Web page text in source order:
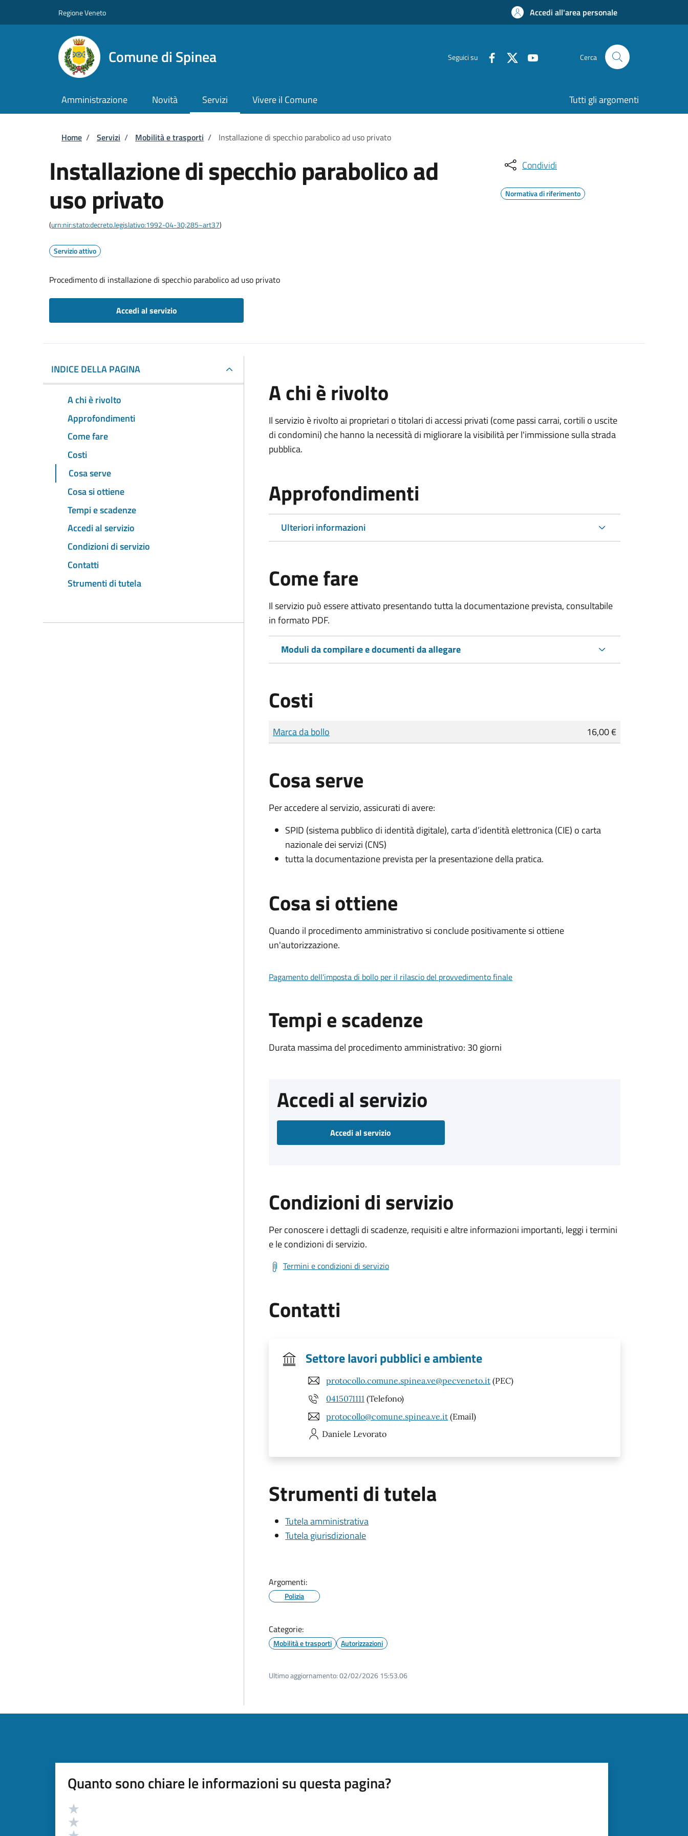
Regione Veneto Accedi all'area personale
Comune di Spinea Seguici su Cerca
Amministrazione Novità Servizi Vivere il Comune Tutti gli argomenti
Briciole di pane
Home / Servizi / Mobilità e trasporti / Installazione di specchio parabolico ad uso privato
Installazione di specchio parabolico ad
uso privato
(urn:nir:stato:decreto.legislativo:1992-04-30;285~art37)
Servizio attivo
Procedimento di installazione di specchio parabolico ad uso privato
Accedi al servizio
Condividi
Normativa di riferimento
INDICE DELLA PAGINA
A chi è rivolto
Approfondimenti
Come fare
Costi
Cosa serve
Cosa si ottiene
Tempi e scadenze
Accedi al servizio
Condizioni di servizio
Contatti
Strumenti di tutela
A chi è rivolto
Il servizio è rivolto ai proprietari o titolari di accessi privati (come passi carrai, cortili o uscite
di condomini) che hanno la necessità di migliorare la visibilità per l'immissione sulla strada
pubblica.
Approfondimenti
Ulteriori informazioni
Come fare
Il servizio può essere attivato presentando tutta la documentazione prevista, consultabile
in formato PDF.
Moduli da compilare e documenti da allegare
Costi
Tipo di pagamento
Importo
Marca da bollo 16,00 €
Cosa serve
Per accedere al servizio, assicurati di avere:
SPID (sistema pubblico di identità digitale), carta d’identità elettronica (CIE) o carta
nazionale dei servizi (CNS)
tutta la documentazione prevista per la presentazione della pratica.
Cosa si ottiene
Quando il procedimento amministrativo si conclude positivamente si ottiene
un'autorizzazione.
Pagamento dell'imposta di bollo per il rilascio del provvedimento finale
Tempi e scadenze
Durata massima del procedimento amministrativo: 30 giorni
Accedi al servizio
Accedi al servizio
Condizioni di servizio
Per conoscere i dettagli di scadenze, requisiti e altre informazioni importanti, leggi i termini
e le condizioni di servizio.
Termini e condizioni di servizio
Contatti
Settore lavori pubblici e ambiente
protocollo.comune.spinea.ve@pecveneto.it (PEC)
0415071111 (Telefono)
protocollo@comune.spinea.ve.it (Email)
Daniele Levorato
Strumenti di tutela
Tutela amministrativa
Tutela giurisdizionale
Argomenti:
Polizia
Categorie:
Mobilità e trasporti Autorizzazioni
Ultimo aggiornamento:02/02/2026 15:53.06
Quanto sono chiare le informazioni su questa pagina?
Valutazione